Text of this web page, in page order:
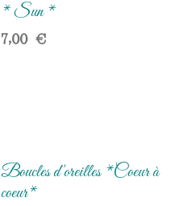
* Sun *
7,00€
Boucles d'oreilles *Coeur à
coeur*